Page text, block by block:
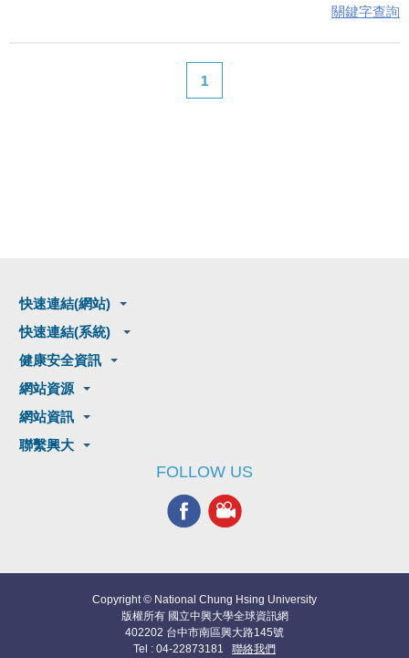
關鍵字查詢
1
快速連結(網站)
快速連結(系統)
健康安全資訊
網站資源
網站資訊
聯繫興大
FOLLOW US
Copyright © National Chung Hsing University
版權所有 國立中興大學全球資訊網
402202 台中市南區興大路145號
Tel : 04-22873181 聯絡我們